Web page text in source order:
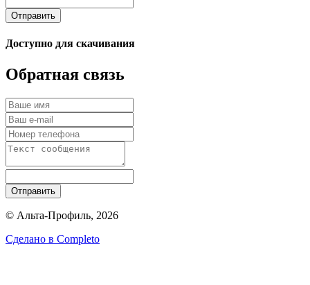
Отправить
Доступно для скачивания
Обратная связь
Отправить
© Альта-Профиль, 2026
Сделано в Completo